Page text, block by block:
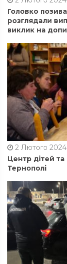
Головко
розглядали
виклик на
2 Лютого
Центр дітей та
Тернополі